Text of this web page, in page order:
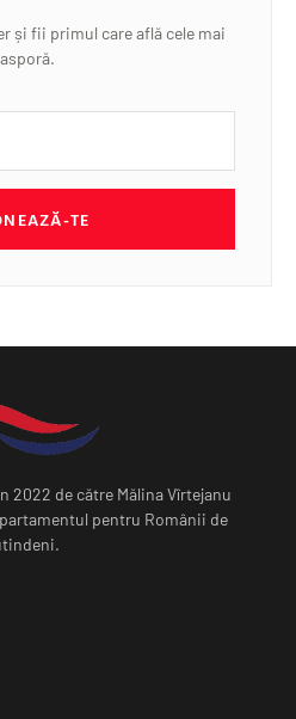
și fii primul care află cele mai
TE
2022 de către Mălina Vîrtejanu
pentru Românii de